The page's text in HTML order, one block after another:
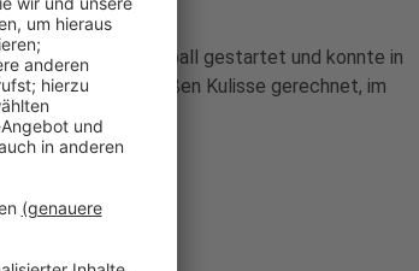
League of Football gestartet und konnte in
wird mit einer großen Kulisse gerechnet, im
weg.